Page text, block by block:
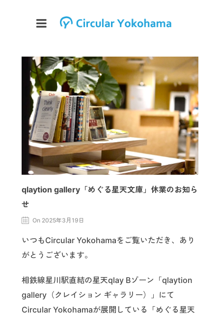
qlaytion gallery「めぐる星天文庫」休業のお知ら
せ
On 2025年3月19日
いつもCircular Yokohamaをご覧いただき、あり
がとうございます。
相鉄線星川駅直結の星天qlay Bゾーン「qlaytion
gallery（クレイション ギャラリー）」にて
Circular Yokohamaが展開している「めぐる星天